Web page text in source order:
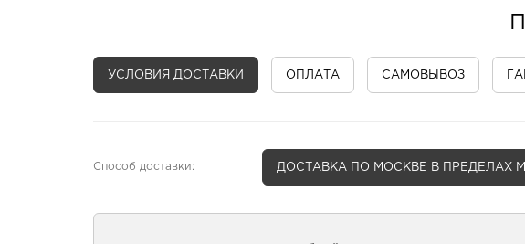
УСЛОВИЯ ДОСТАВКИ ОПЛАТА САМОВЫВОЗ
Способ доставки: ДОСТАВКА ПО МОСКВЕ В ПРЕДЕЛАХ